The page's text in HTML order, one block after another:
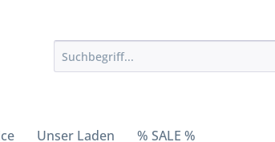
Unser Laden % SALE %